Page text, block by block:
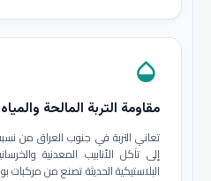
opacity
مقاومة التربة المالحة
تعاني التربة في جنوب العراق من
إلى تآكل الأنابيب المعدنية
البلاستيكية الحديثة تصنع من مركبات